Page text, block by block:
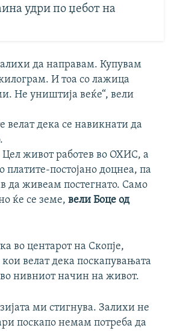
удри по џебот на
да направам. Купувам
И тоа со лажица
Не уништија веќе“, вели
велат дека се навикнати да
Цел живот работев во ОХИС, а
платите-постојано доцнеа, па
да живеам постегнато. Само
ќе се земе, вели Боце од
во центарот на Скопје,
велат дека поскапувањата
нивниот начин на живот.
ми стигнува. Залихи не
поскапо немам потреба да